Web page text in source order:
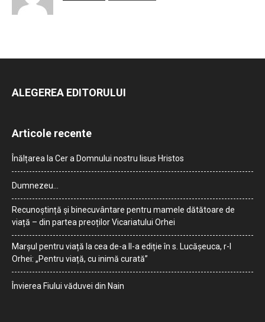
ALEGEREA EDITORULUI
Articole recente
Înălțarea la Cer a Domnului nostru Iisus Hristos
Dumnezeu…
Recunoștință și binecuvântare pentru mamele dătătoare de
viață – din partea preoților Vicariatului Orhei
Marșul pentru viață la cea de-a II-a ediție în s. Lucășeuca, r-l
Orhei: „Pentru viață, cu inimă curată”
Învierea Fiului văduvei din Nain